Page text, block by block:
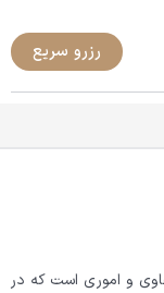
رزرو سریع
و اموری است که در